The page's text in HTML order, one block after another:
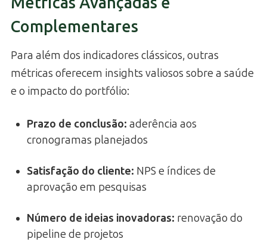
Complementares
Para além dos indicadores clássicos, outras
métricas oferecem insights valiosos sobre a saúde
e o impacto do portfólio:
Prazo de conclusão: aderência aos
cronogramas planejados
Satisfação do cliente: NPS e índices de
aprovação em pesquisas
Número de ideias inovadoras: renovação do
pipeline de projetos